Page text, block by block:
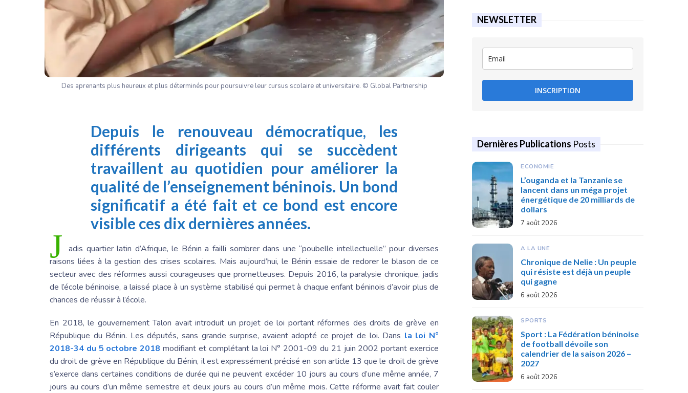
Des aprenants plus heureux et plus déterminés pour poursuivre leur cursus scolaire et universitaire. © Global Partnership
Depuis le renouveau démocratique, les
différents dirigeants qui se succèdent
travaillent au quotidien pour améliorer la
qualité de l’enseignement béninois. Un bond
significatif a été fait et ce bond est encore
visible ces dix dernières années.
J adis quartier latin d’Afrique, le Bénin a failli sombrer dans une “poubelle intellectuelle” pour diverses
raisons liées à la gestion des crises scolaires. Mais aujourd’hui, le Bénin essaie de redorer le blason de ce
secteur avec des réformes aussi courageuses que prometteuses. Depuis 2016, la paralysie chronique, jadis
de l’école béninoise, a laissé place à un système stabilisé qui permet à chaque enfant béninois d’avoir plus de
chances de réussir à l’école.
En 2018, le gouvernement Talon avait introduit un projet de loi portant réformes des droits de grève en
République du Bénin. Les députés, sans grande surprise, avaient adopté ce projet de loi. Dans la loi N°
2018-34 du 5 octobre 2018 modifiant et complétant la loi N° 2001-09 du 21 juin 2002 portant exercice
du droit de grève en République du Bénin, il est expressément précisé en son article 13 que le droit de grève
s’exerce dans certaines conditions de durée qui ne peuvent excéder 10 jours au cours d’une même année, 7
jours au cours d’un même semestre et deux jours au cours d’un même mois. Cette réforme avait fait couler
NEWSLETTER
INSCRIPTION
Dernières Publications Posts
ECONOMIE
L’ouganda et la Tanzanie se
lancent dans un méga projet
énergétique de 20 milliards de
dollars
7 août 2026
A LA UNE
Chronique de Nelie : Un peuple
qui résiste est déjà un peuple
qui gagne
6 août 2026
SPORTS
Sport : La Fédération béninoise
de football dévoile son
calendrier de la saison 2026 –
2027
6 août 2026